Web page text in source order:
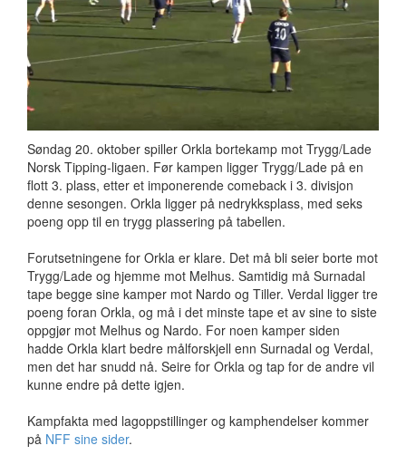
Søndag 20. oktober spiller Orkla bortekamp mot Trygg/Lade
Norsk Tipping-ligaen. Før kampen ligger Trygg/Lade på en
flott 3. plass, etter et imponerende comeback i 3. divisjon
denne sesongen. Orkla ligger på nedrykksplass, med seks
poeng opp til en trygg plassering på tabellen.
Forutsetningene for Orkla er klare. Det må bli seier borte mot
Trygg/Lade og hjemme mot Melhus. Samtidig må Surnadal
tape begge sine kamper mot Nardo og Tiller. Verdal ligger tre
poeng foran Orkla, og må i det minste tape et av sine to siste
oppgjør mot Melhus og Nardo. For noen kamper siden
hadde Orkla klart bedre målforskjell enn Surnadal og Verdal,
men det har snudd nå. Seire for Orkla og tap for de andre vil
kunne endre på dette igjen.
Kampfakta med lagoppstillinger og kamphendelser kommer
på NFF sine sider.